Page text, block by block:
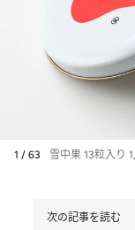
1 / 63 雪中果 13粒入り
次の記事を読む